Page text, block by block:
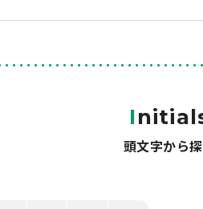
I
頭文字から